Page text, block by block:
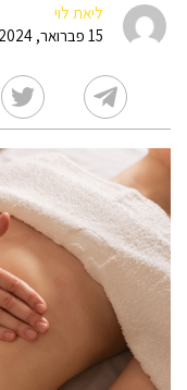
ליאת לוי
15 פברואר, 2024 16:01